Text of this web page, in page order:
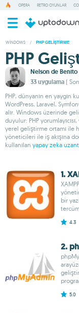
OPERA RETRO OYUNLAR
WINDOWS / PHP GELIŞTIRME
PHP
Nelson de Benito
33 uygulama (
PHP, dünyanın en yaygın
WordPress, Laravel,
alır. Windows üzerinde
duyulur: PHP
yerel geliştirme ortamı ile
yöneticileri ile iş akışına
kullanılan yapay zeka
1.
bir
4.3
2.
5.0